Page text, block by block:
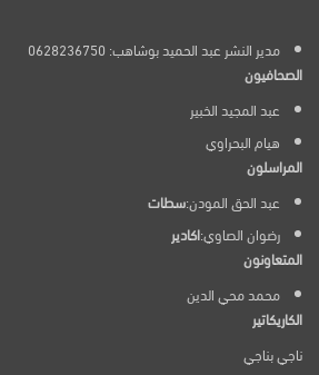
مدير النشر عبد الحميد بوشاهب: 0628236750
الصحافيون
عبد المجيد الخبير
هيام البحراوي
المراسلون
عبد الحق المودن:سطات
رضوان الصاوي:اكادير
المتعاونون
محمد محي الدين
الكاريكاتير
ناجي بناجي